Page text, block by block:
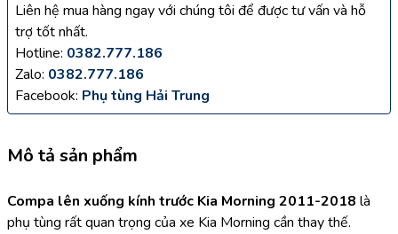
Liên hệ mua hàng ngay với chúng tôi để được tư vấn và hỗ
trợ tốt nhất.
Hotline: 0382.777.186
Zalo: 0382.777.186
Facebook: Phụ tùng Hải Trung
Mô tả sản phẩm
Compa lên xuống kính trước Kia Morning 2011-2018 là
phụ tùng rất quan trọng của xe Kia Morning cần thay thế.